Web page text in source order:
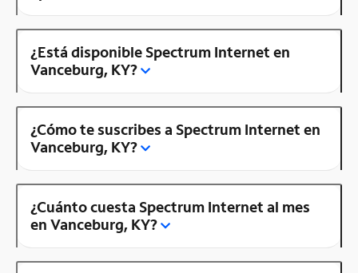
¿Está disponible Spectrum Internet en
Vanceburg, KY?
¿Cómo te suscribes a Spectrum Internet en
Vanceburg, KY?
¿Cuánto cuesta Spectrum Internet al mes
en Vanceburg, KY?